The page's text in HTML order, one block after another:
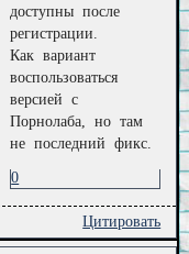
доступны после
регистрации.
Как вариант
воспользоваться
версией с
Порнолаба, но там
не последний фикс.
0
Цитировать